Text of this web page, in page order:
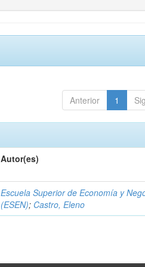
Anterior 1
Autor(es)
Escuela Superior de Economía y
(ESEN); Castro, Eleno